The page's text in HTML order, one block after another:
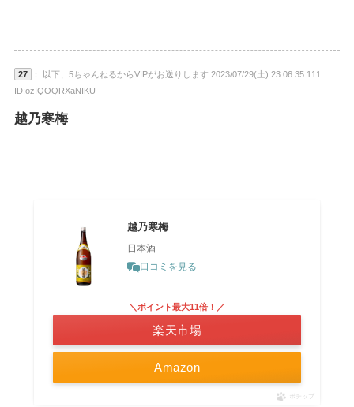
27
： 以下、5ちゃんねるからVIPがお送りします 2023/07/29(土) 23:06:35.111
ID:ozIQOQRXaNIKU
越乃寒梅
越乃寒梅
日本酒
口コミを見る
Amazon
＼ポイント最大11倍！／
楽天市場
ポチップ